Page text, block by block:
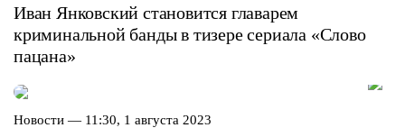
Иван Янковский становится главарем
криминальной банды в тизере сериала «Слово
пацана»
Новости — 11:30, 1 августа 2023